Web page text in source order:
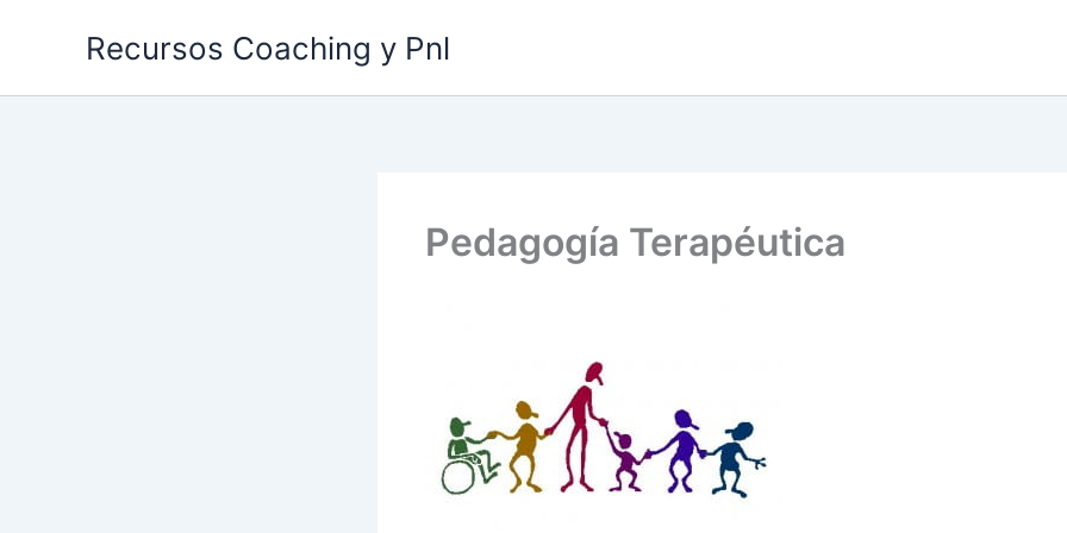
Recursos Coaching y Pnl
Pedagogía Terapéutica